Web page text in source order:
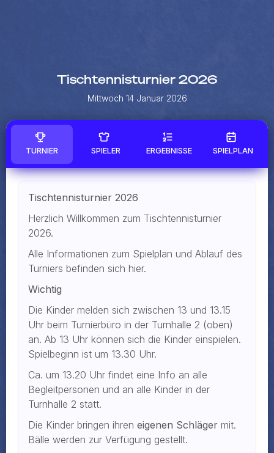
Tischtennisturnier 2026
Mittwoch 14 Januar 2026
TURNIER SPIELER ERGEBNISSE SPIELPLAN
Tischtennisturnier 2026
Herzlich Willkommen zum Tischtennisturnier
2026.
Alle Informationen zum Spielplan und Ablauf des
Turniers befinden sich hier.
Wichtig
Die Kinder melden sich zwischen 13 und 13.15
Uhr beim Turnierbüro in der Turnhalle 2 (oben)
an. Ab 13 Uhr können sich die Kinder einspielen.
Spielbeginn ist um 13.30 Uhr.
Ca. um 13.20 Uhr findet eine Info an alle
Begleitpersonen und an alle Kinder in der
Turnhalle 2 statt.
Die Kinder bringen ihren eigenen Schläger mit.
Bälle werden zur Verfügung gestellt.